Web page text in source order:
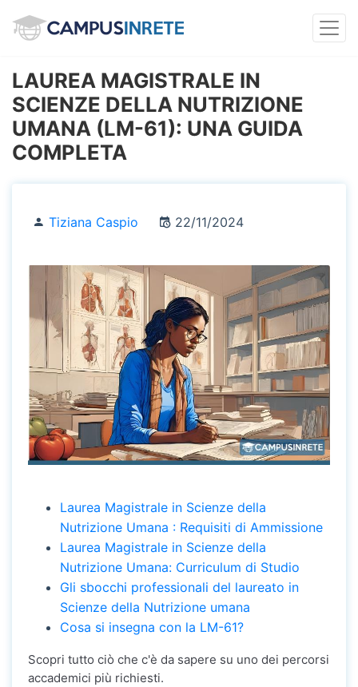
LAUREA MAGISTRALE IN
SCIENZE DELLA NUTRIZIONE
UMANA (LM-61): UNA GUIDA
COMPLETA
Tiziana Caspio 22/11/2024
Laurea Magistrale in Scienze della
Nutrizione Umana : Requisiti di Ammissione
Laurea Magistrale in Scienze della
Nutrizione Umana: Curriculum di Studio
Gli sbocchi professionali del laureato in
Scienze della Nutrizione umana
Cosa si insegna con la LM-61?
Scopri tutto ciò che c'è da sapere su uno dei percorsi
accademici più richiesti.